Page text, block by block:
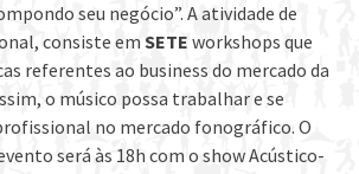
seu negócio”. A atividade de
consiste em SETE workshops que
referentes ao business do mercado da
o músico possa trabalhar e se
no mercado fonográfico. O
será às 18h com o show Acústico-